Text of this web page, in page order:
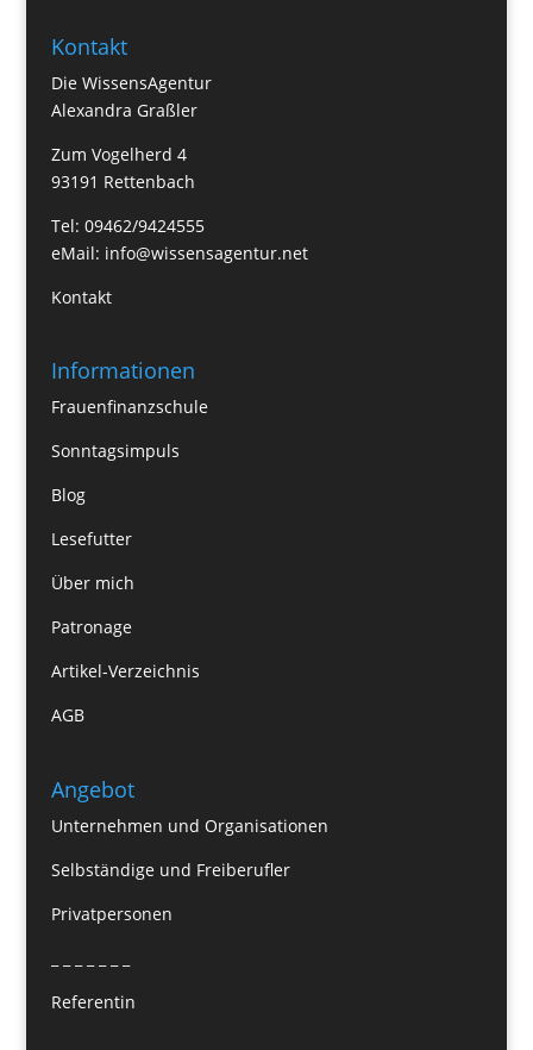
Kontakt
Die WissensAgentur
Alexandra Graßler
Zum Vogelherd 4
93191 Rettenbach
Tel: 09462/9424555
eMail: info@wissensagentur.net
Kontakt
Informationen
Frauenfinanzschule
Sonntagsimpuls
Blog
Lesefutter
Über mich
Patronage
Artikel-Verzeichnis
AGB
Angebot
Unternehmen und Organisationen
Selbständige und Freiberufler
Privatpersonen
Referentin